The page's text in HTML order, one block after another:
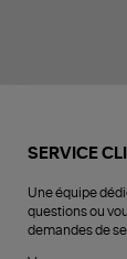
SERVICE
Une équipe
questions ou
demandes de